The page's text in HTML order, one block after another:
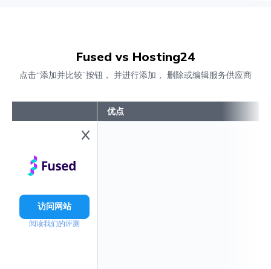
Fused vs Hosting24
点击“添加并比较”按钮， 并进行添加， 删除或编辑服务供应商
访问网站
阅读我们的评测
优点